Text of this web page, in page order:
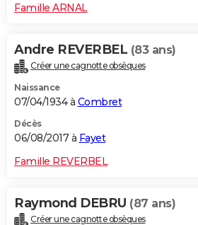
Famille ARNAL
Andre REVERBEL (83 ans)
Créer une cagnotte obsèques
Naissance
07/04/1934 à Combret
Décès
06/08/2017 à Fayet
Famille REVERBEL
Raymond DEBRU (87 ans)
Créer une cagnotte obsèques